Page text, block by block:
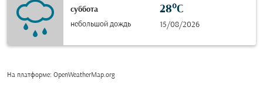
суббота
небольшой дождь
28°C
15/08/2026
На платформе: OpenWeatherMap.org